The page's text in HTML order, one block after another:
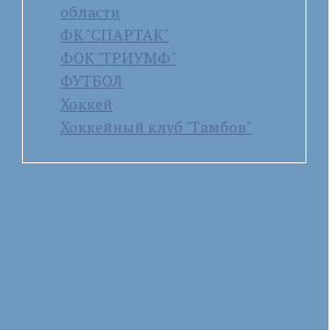
области
ФК "СПАРТАК"
ФОК "ТРИУМФ"
ФУТБОЛ
Хоккей
Хоккейный клуб "Тамбов"